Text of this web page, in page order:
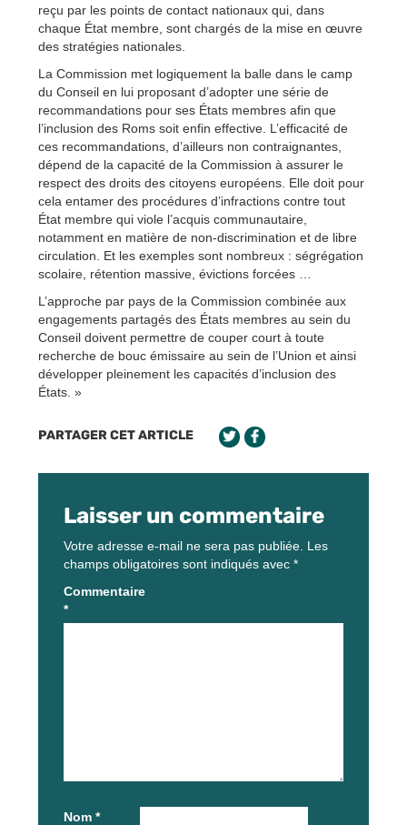
reçu par les points de contact nationaux qui, dans
chaque État membre, sont chargés de la mise en œuvre
des stratégies nationales.
La Commission met logiquement la balle dans le camp
du Conseil en lui proposant d’adopter une série de
recommandations pour ses États membres afin que
l’inclusion des Roms soit enfin effective. L’efficacité de
ces recommandations, d’ailleurs non contraignantes,
dépend de la capacité de la Commission à assurer le
respect des droits des citoyens européens. Elle doit pour
cela entamer des procédures d’infractions contre tout
État membre qui viole l’acquis communautaire,
notamment en matière de non-discrimination et de libre
circulation. Et les exemples sont nombreux : ségrégation
scolaire, rétention massive, évictions forcées …
L’approche par pays de la Commission combinée aux
engagements partagés des États membres au sein du
Conseil doivent permettre de couper court à toute
recherche de bouc émissaire au sein de l’Union et ainsi
développer pleinement les capacités d’inclusion des
États. »
PARTAGER CET ARTICLE
Laisser un commentaire
Votre adresse e-mail ne sera pas publiée. Les
champs obligatoires sont indiqués avec *
Commentaire
*
Nom *